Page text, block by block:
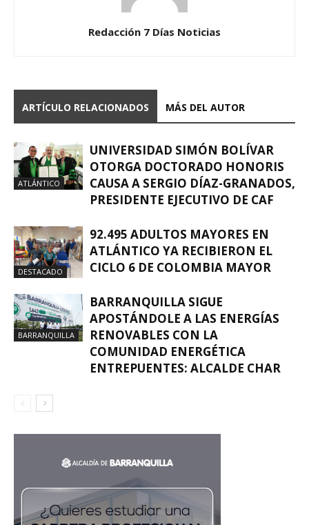
Redacción 7 Días Noticias
ARTÍCULO RELACIONADOS MÁS DEL AUTOR
ATLÁNTICO
UNIVERSIDAD SIMÓN BOLÍVAR
OTORGA DOCTORADO HONORIS
CAUSA A SERGIO DÍAZ-GRANADOS,
PRESIDENTE EJECUTIVO DE CAF
DESTACADO
92.495 ADULTOS MAYORES EN
ATLÁNTICO YA RECIBIERON EL
CICLO 6 DE COLOMBIA MAYOR
BARRANQUILLA
BARRANQUILLA SIGUE
APOSTÁNDOLE A LAS ENERGÍAS
RENOVABLES CON LA
COMUNIDAD ENERGÉTICA
ENTREPUENTES: ALCALDE CHAR